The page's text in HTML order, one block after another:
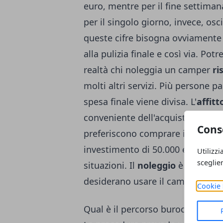
Cookie
euro, mentre per il fine
per il singolo giorno, invece,
queste cifre bisogna
alla pulizia finale e così via.
realtà chi noleggia un camper
molti altri servizi. Più persone
spesa finale viene divisa. L'
conveniente dell'acquisto. Solo
preferiscono comprare il mezzo:
investimento di 50.000 euro e
situazioni. Il noleggio è
desiderano usare il camper una
Qual è il percorso burocratico